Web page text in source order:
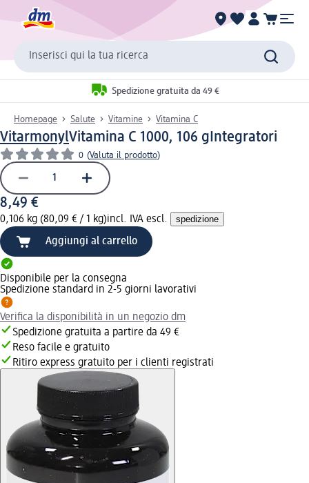
Inserisci qui la tua ricerca
Spedizione gratuita da 49 €
Homepage Salute Vitamine Vitamina C
VitarmonylVitamina C 1000, 106 g Integratori
0 (Valuta il prodotto)
8,49 €
0,106 kg (80,09 € / 1 kg)incl. IVA escl. spedizione
Aggiungi al carrello
Disponibile per la consegna
Spedizione standard in 2-5 giorni lavorativi
Verifica la disponibilità in un negozio dm
Spedizione gratuita a partire da 49 €
Reso facile e gratuito
Ritiro express gratuito per i clienti registrati